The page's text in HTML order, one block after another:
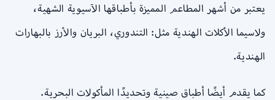
يعتبر من أشهر المطاعم المميزة بأطباقها الآسيوية الشهية،
ولاسيما الأكلات الهندية مثل: التندوري، البريان والأرز بالبهارات
الهندية.
كما يقدم أيضًا أطباق صينية وتحديدًا المأكولات البحرية.